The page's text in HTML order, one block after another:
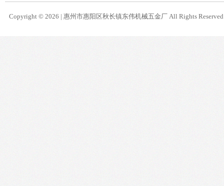
Copyright © 2026 | 惠州市惠阳区秋长镇东伟机械五金厂 All Rights